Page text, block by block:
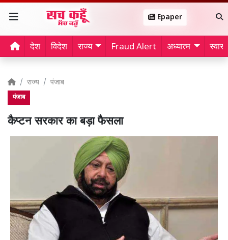
Epaper
देश विदेश राज्य Fraud Alert अध्यात्म
राज्य पंजाब
पंजाब
कैप्टन सरकार का बड़ा फैसला